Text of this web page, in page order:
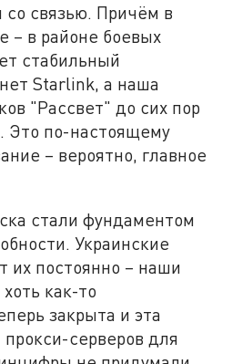
связью. Причём в
– в районе боевых
стабильный
Starlink, а наша
"Рассвет" до сих пор
Это по-настоящему
– вероятно, главное
стали фундаментом
Украинские
их постоянно – наши
как-то
закрыта и эта
серверов для